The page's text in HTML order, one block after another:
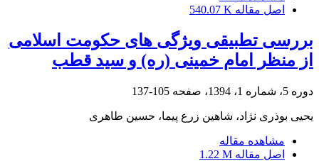
اصل مقاله 540.07 K
بررسی تطبیقی ویژگی های حکومت اسلامی
از منظر امام خمینی (ره) و سید قطب
دوره 5، شماره 1، 1394، صفحه 105-137
یحیی بوذری نژاد، شاهین زرع پیما، حسین طاهری
مشاهده مقاله
اصل مقاله 1.22 M